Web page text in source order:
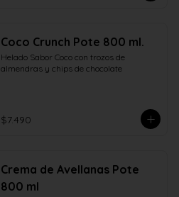
Coco Crunch Pote 800 ml.
Helado Sabor Coco con trozos de
almendras y chips de chocolate
$7.490
Crema de Avellanas Pote
800 ml